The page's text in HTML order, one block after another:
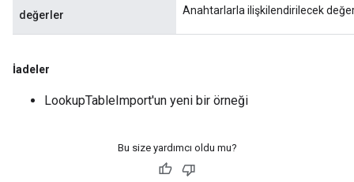
değerler Anahtarlarla ilişkilendirilecek
İadeler
LookupTableImport'un yeni bir örneği
Bu size yardımcı oldu mu?